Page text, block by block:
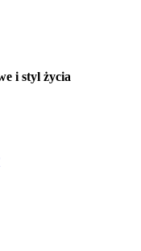
i styl życia